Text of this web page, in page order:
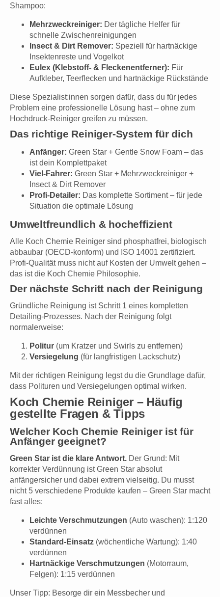
Shampoo:
Mehrzweckreiniger: Der tägliche Helfer für
schnelle Zwischenreinigungen
Insect & Dirt Remover: Speziell für hartnäckige
Insektenreste und Vogelkot
Eulex (Klebstoff- & Fleckenentferner): Für
Aufkleber, Teerflecken und hartnäckige Rückstände
Diese Spezialist:innen sorgen dafür, dass du für jedes
Problem eine professionelle Lösung hast – ohne zum
Hochdruck-Reiniger greifen zu müssen.
Das richtige Reiniger-System für dich
Anfänger: Green Star + Gentle Snow Foam – das
ist dein Komplettpaket
Viel-Fahrer: Green Star + Mehrzweckreiniger +
Insect & Dirt Remover
Profi-Detailer: Das komplette Sortiment – für jede
Situation die optimale Lösung
Umweltfreundlich & hocheffizient
Alle Koch Chemie Reiniger sind phosphatfrei, biologisch
abbaubar (OECD-konform) und ISO 14001 zertifiziert.
Profi-Qualität muss nicht auf Kosten der Umwelt gehen –
das ist die Koch Chemie Philosophie.
Der nächste Schritt nach der Reinigung
Gründliche Reinigung ist Schritt 1 eines kompletten
Detailing-Prozesses. Nach der Reinigung folgt
normalerweise:
Politur (um Kratzer und Swirls zu entfernen)
Versiegelung (für langfristigen Lackschutz)
Mit der richtigen Reinigung legst du die Grundlage dafür,
dass Polituren und Versiegelungen optimal wirken.
Koch Chemie Reiniger – Häufig
gestellte Fragen & Tipps
Welcher Koch Chemie Reiniger ist für
Anfänger geeignet?
Green Star ist die klare Antwort. Der Grund: Mit
korrekter Verdünnung ist Green Star absolut
anfängersicher und dabei extrem vielseitig. Du musst
nicht 5 verschiedene Produkte kaufen – Green Star macht
fast alles:
Leichte Verschmutzungen (Auto waschen): 1:120
verdünnen
Standard-Einsatz (wöchentliche Wartung): 1:40
verdünnen
Hartnäckige Verschmutzungen (Motorraum,
Felgen): 1:15 verdünnen
Unser Tipp: Besorge dir ein Messbecher und